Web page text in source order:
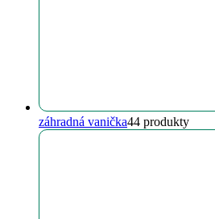
záhradná vanička44 produkty